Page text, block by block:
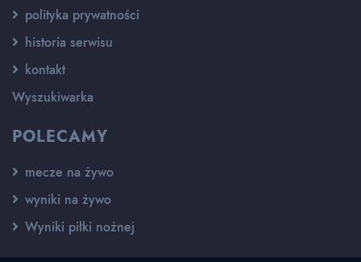
polityka prywatności
historia serwisu
kontakt
Wyszukiwarka
POLECAMY
mecze na żywo
wyniki na żywo
Wyniki piłki nożnej